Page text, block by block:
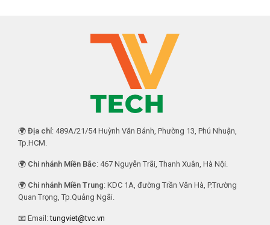
🌍 Địa chỉ: 489A/21/54 Huỳnh Văn Bánh, Phường 13, Phú Nhuận,
Tp.HCM.
🌍 Chi nhánh Miền Bắc: 467 Nguyễn Trãi, Thanh Xuân, Hà Nội.
🌍 Chi nhánh Miền Trung: KDC 1A, đường Trần Văn Hà, P.Trường
Quan Trọng, Tp.Quảng Ngãi.
📧 Email:tungviet@tvc.vn